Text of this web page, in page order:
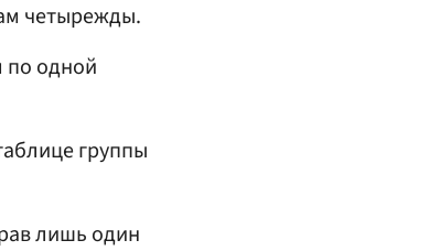
четырежды.
по одной
группы
лишь один